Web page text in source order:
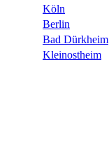
Köln
Berlin
Bad Dürkheim
Kleinostheim